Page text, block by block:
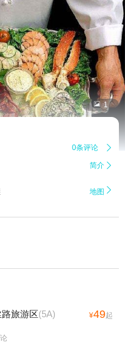
 1
0条评论 
简介 
地图 
旅游区(5A) ¥49起